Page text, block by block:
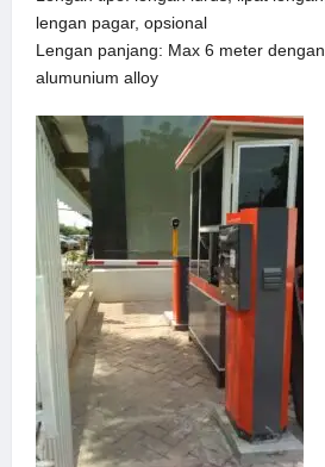
lengan pagar, opsional
Lengan panjang: Max 6 meter dengan
alumunium alloy